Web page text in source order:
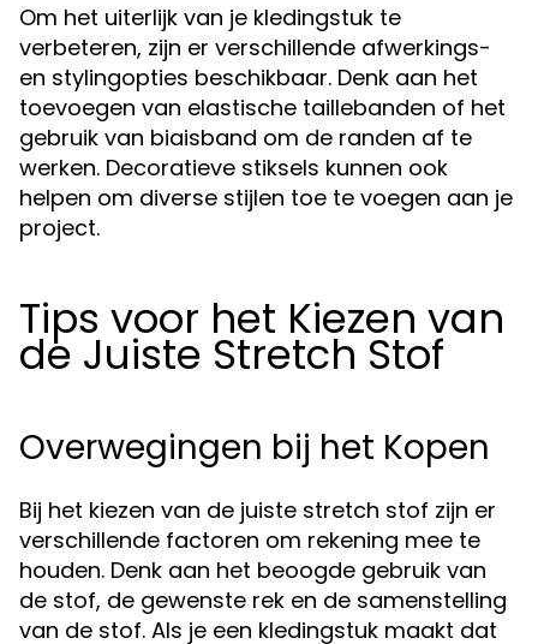
Om het uiterlijk van je kledingstuk te
verbeteren, zijn er verschillende afwerkings-
en stylingopties beschikbaar. Denk aan het
toevoegen van elastische taillebanden of het
gebruik van biaisband om de randen af te
werken. Decoratieve stiksels kunnen ook
helpen om diverse stijlen toe te voegen aan je
project.
Tips voor het Kiezen van
de Juiste Stretch Stof
Overwegingen bij het Kopen
Bij het kiezen van de juiste stretch stof zijn er
verschillende factoren om rekening mee te
houden. Denk aan het beoogde gebruik van
de stof, de gewenste rek en de samenstelling
van de stof. Als je een kledingstuk maakt dat